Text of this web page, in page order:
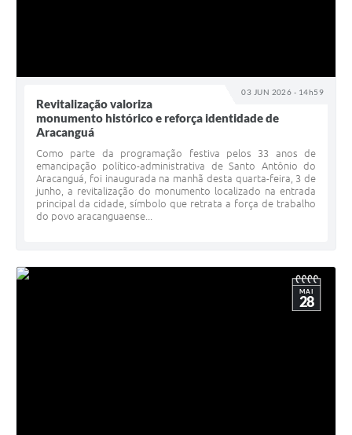
03 JUN 2026 - 14h59
Revitalização valoriza
monumento histórico e reforça identidade de
Aracanguá
Como parte da programação festiva pelos 33 anos de
emancipação político-administrativa de Santo Antônio do
Aracanguá, foi inaugurada na manhã desta quarta-feira, 3 de
junho, a revitalização do monumento localizado na entrada
principal da cidade, símbolo que retrata a força de trabalho
do povo aracanguaense...
MAI
28